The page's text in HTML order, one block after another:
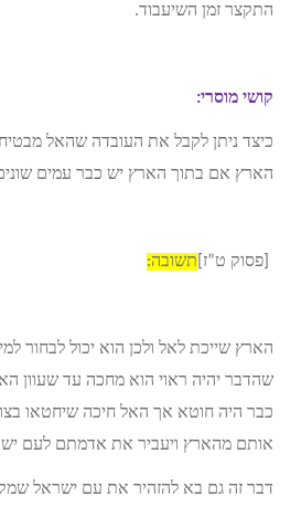
התקצר זמן השיעבוד.
קושי מוסרי:
כיצד ניתן לקבל את העובדה שהאל
הארץ אם בתוך הארץ יש כבר עמים
תשובה: [פסוק ט”ז]
הארץ שייכת לאל ולכן הוא יכול לבחור
שהדבר יהיה ראוי הוא מחכה עד שעוון
כבר היה חוטא אך האל חיכה שיחטאו
אותם מהארץ ויעביר את אדמתם לעם
דבר זה גם בא להזהיר את עם ישראל